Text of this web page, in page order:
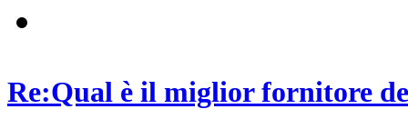
Re:Qual è il miglior fornitore